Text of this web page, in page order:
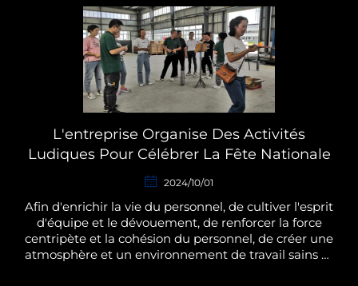
L'entreprise Organise Des Activités
Ludiques Pour Célébrer La Fête Nationale
2024/10/01
Afin d'enrichir la vie du personnel, de cultiver l'esprit
d'équipe et le dévouement, de renforcer la force
centripète et la cohésion du personnel, de créer une
atmosphère et un environnement de travail sains et